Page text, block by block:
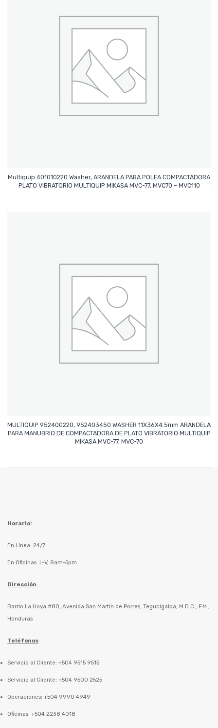
Multiquip 401010220 Washer, ARANDELA PARA POLEA COMPACTADORA
PLATO VIBRATORIO MULTIQUIP MIKASA MVC-77, MVC70 – MVC110
Leer Más
MULTIQUIP 952400220, 952403450 WASHER 11X36X4.5mm ARANDELA
PARA MANUBRIO DE COMPACTADORA DE PLATO VIBRATORIO MULTIQUIP
MIKASA MVC-77, MVC-70
Leer Más
Horario:
En Línea: 24/7
En Oficinas: L-V, 8am-5pm
Dirección:
Barrio La Hoya #80, Avenida San Martín de Porres, Tegucigalpa, M.D.C., F.M.,
Honduras
Teléfonos:
Servicio al Cliente: +504 9515 9515
Servicio al Cliente: +504 9500 2525
Operaciones: +504 9990 4949
Oficinas: +504 2238 4018